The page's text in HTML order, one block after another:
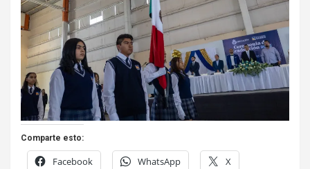
Comparte esto:
Facebook WhatsApp X